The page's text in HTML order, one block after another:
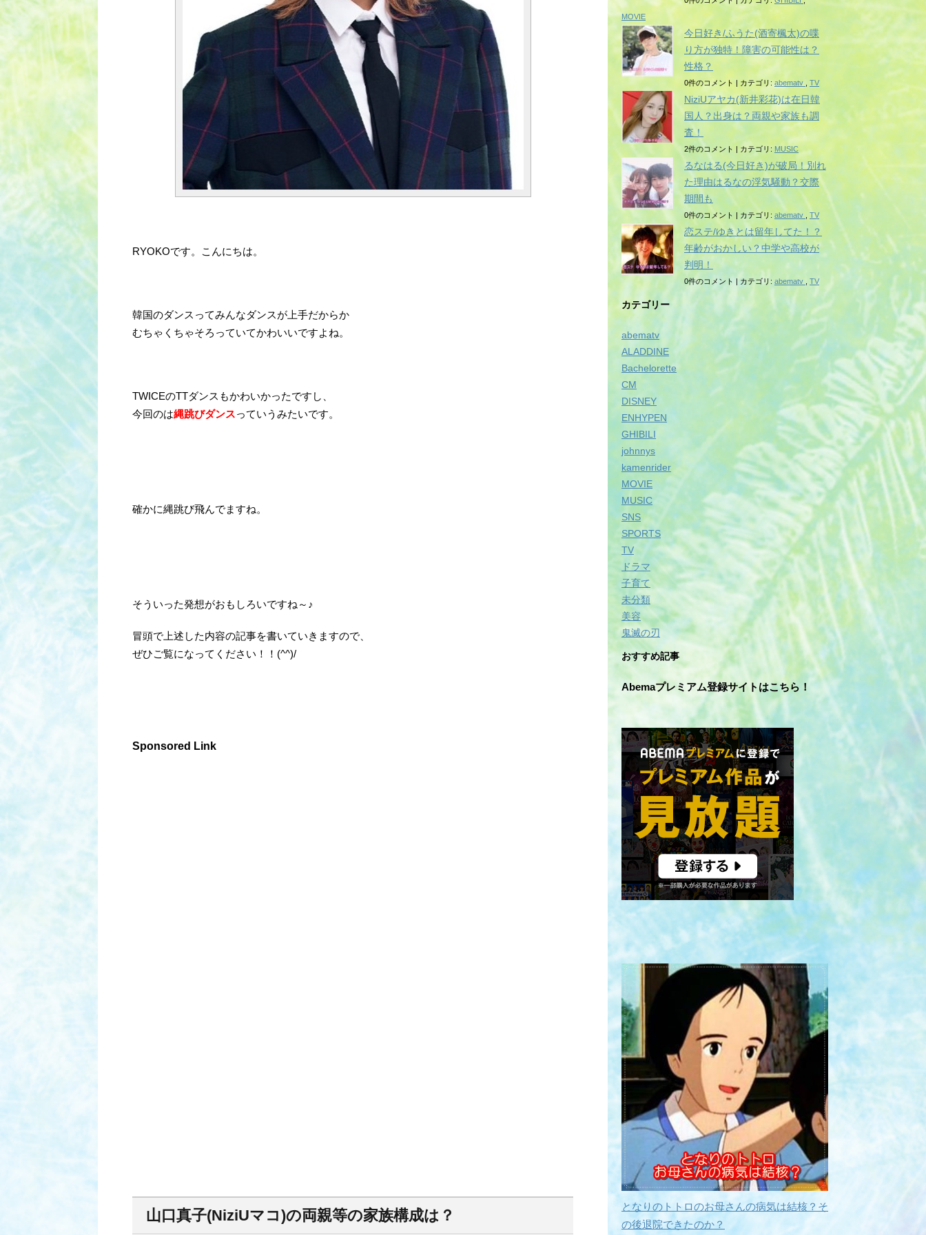
RYOKOです。こんにちは。
韓国のダンスってみんなダンスが上手だからか
むちゃくちゃそろっていてかわいいですよね。
TWICEのTTダンスもかわいかったですし、
今回のは縄跳びダンスっていうみたいです。
確かに縄跳び飛んでますね。
そういった発想がおもしろいですね～♪
冒頭で上述した内容の記事を書いていきますので、
ぜひご覧になってください！！(^^)/
Sponsored Link
山口真子(NiziUマコ)の両親等の家族構成は？
MOVIE
今日好き/ふうた(酒寄楓太)の喋
り方が独特！障害の可能性は？
性格？
0件のコメント | カテゴリ:abematv TV
NiziUアヤカ(新井彩花)は在日韓
国人？出身は？両親や家族も調
査！
2件のコメント | カテゴリ: MUSIC
るなはる(今日好き)が破局！別れ
た理由はるなの浮気騒動？交際
期間も
0件のコメント | カテゴリ: abematv TV
恋ステ/ゆきとは留年してた！？
年齢がおかしい？中学や高校が
判明！
0件のコメント | カテゴリ: abematv TV
カテゴリー
abematv
ALADDINE
Bachelorette
CM
DISNEY
ENHYPEN
GHIBILI
johnnys
kamenrider
MOVIE
MUSIC
SNS
SPORTS
TV
ドラマ
子育て
未分類
美容
鬼滅の刃
おすすめ記事
Abemaプレミアム登録サイトはこちら！
となりのトトロのお母さんの病気は結核？そ
の後退院できたのか？